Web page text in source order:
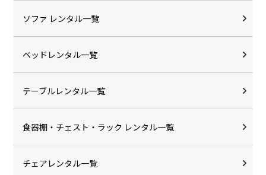
ソファ レンタル一覧
ベッドレンタル一覧
テーブルレンタル一覧
食器棚・チェスト・ラック レンタル一覧
チェアレンタル一覧